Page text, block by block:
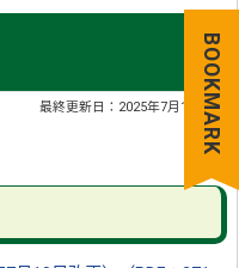
最終更新日： 2025年7月11日BOOKMARK